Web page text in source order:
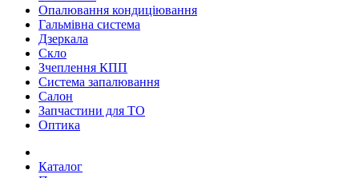
Опалювання кондиціювання
Гальмівна система
Дзеркала
Скло
Зчеплення КПП
Система запалювання
Салон
Запчастини для ТО
Оптика
Каталог